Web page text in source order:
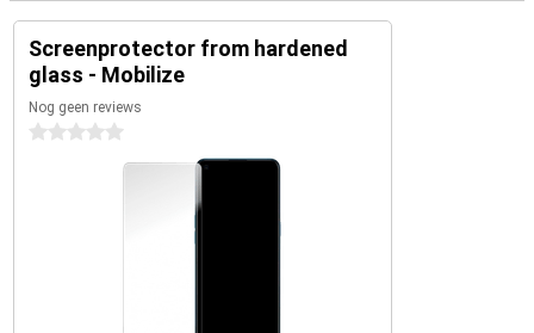
Screenprotector from hardened
glass - Mobilize
Nog geen reviews
0 sterren